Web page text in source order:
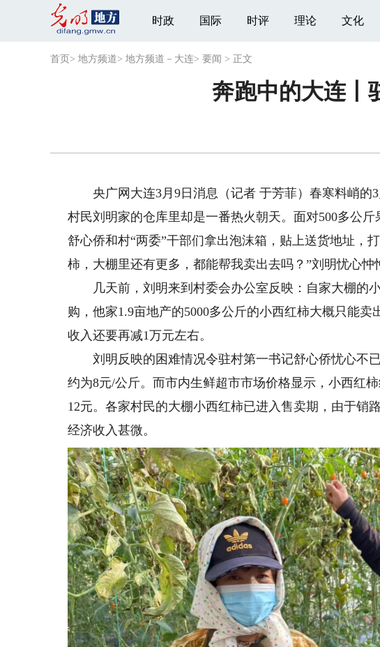
时政 国际 时评 理论 文化
首页 > 地方频道> 地方频道－大连> 要闻 > 正文
奔跑中的大连丨
央广网大连3月9日消息（记者 于芳菲）春寒料峭的3
村民刘明家的仓库里却是一番热火朝天。面对500多公
舒心侨和村“两委”干部们拿出泡沫箱，贴上送货地址，
柿，大棚里还有更多，都能帮我卖出去吗？”刘明忧心忡
几天前，刘明来到村委会办公室反映：自家大棚的
购，他家1.9亩地产的5000多公斤的小西红柿大概只能卖
收入还要再减1万元左右。
刘明反映的困难情况令驻村第一书记舒心侨忧心不
约为8元/公斤。而市内生鲜超市市场价格显示，小西红
12元。各家村民的大棚小西红柿已进入售卖期，由于销
经济收入甚微。